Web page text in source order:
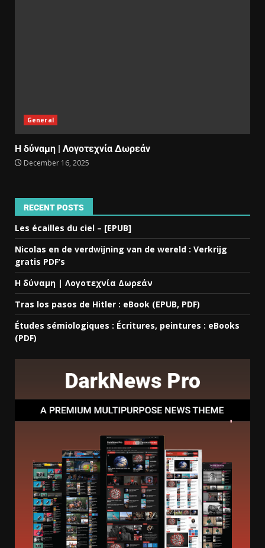
General
Η δύναμη | Λογοτεχνία Δωρεάν
December 16, 2025
RECENT POSTS
Les écailles du ciel – [EPUB]
Nicolas en de verdwijning van de wereld : Verkrijg
gratis PDF’s
Η δύναμη | Λογοτεχνία Δωρεάν
Tras los pasos de Hitler : eBook (EPUB, PDF)
Études sémiologiques : Écritures, peintures : eBooks
(PDF)